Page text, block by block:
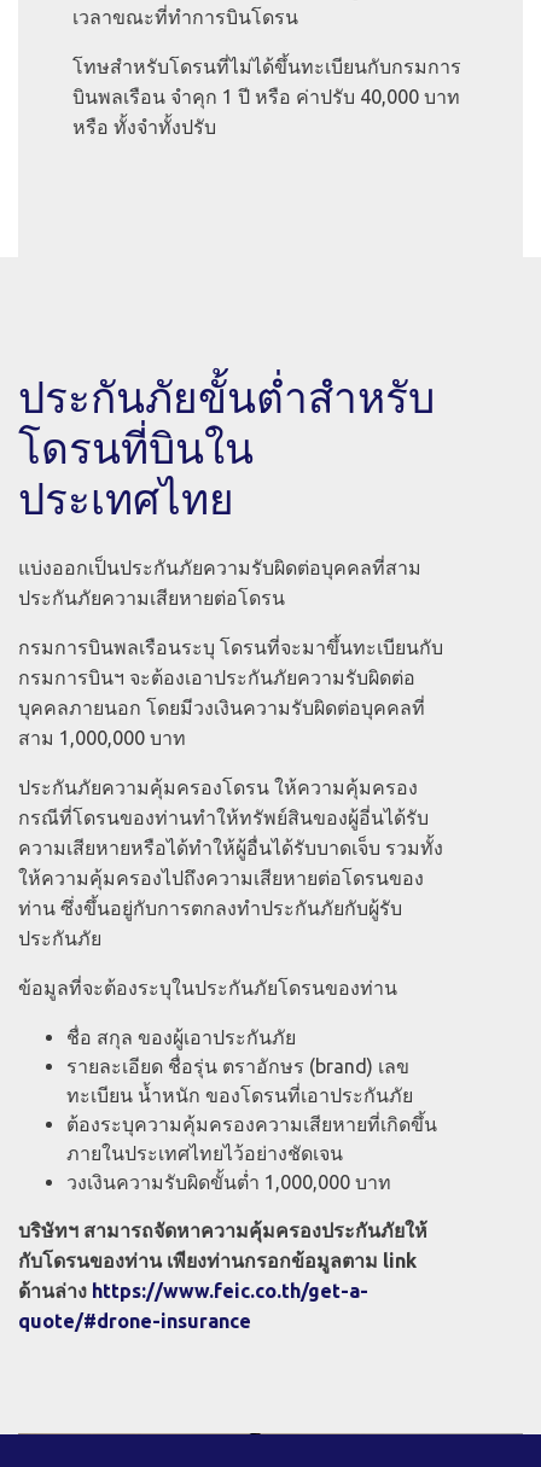
เวลาขณะที่ทำการบินโดรน
โทษสำหรับโดรนที่ไม่ได้ขึ้นทะเบียนกับกรมการ
บินพลเรือน จำคุก 1 ปี หรือ ค่าปรับ 40,000 บาท
หรือ ทั้งจำทั้งปรับ
ประกันภัยขั้นต่ำสำหรับ
โดรนที่บินใน
ประเทศไทย
แบ่งออกเป็นประกันภัยความรับผิดต่อบุคคลที่สาม
ประกันภัยความเสียหายต่อโดรน
กรมการบินพลเรือนระบุ โดรนที่จะมาขึ้นทะเบียนกับ
กรมการบินฯ จะต้องเอาประกันภัยความรับผิดต่อ
บุคคลภายนอก โดยมีวงเงินความรับผิดต่อบุคคลที่
สาม 1,000,000 บาท
ประกันภัยความคุ้มครองโดรน ให้ความคุ้มครอง
กรณีที่โดรนของท่านทำให้ทรัพย์สินของผู้อี่นได้รับ
ความเสียหายหรือได้ทำให้ผู้อื่นได้รับบาดเจ็บ รวมทั้ง
ให้ความคุ้มครองไปถึงความเสียหายต่อโดรนของ
ท่าน ซึ่งขึ้นอยู่กับการตกลงทำประกันภัยกับผู้รับ
ประกันภัย
ข้อมูลที่จะต้องระบุในประกันภัยโดรนของท่าน
ชื่อ สกุล ของผู้เอาประกันภัย
รายละเอียด ชื่อรุ่น ตราอักษร (brand) เลข
ทะเบียน น้ำหนัก ของโดรนที่เอาประกันภัย
ต้องระบุความคุ้มครองความเสียหายที่เกิดขึ้น
ภายในประเทศไทยไว้อย่างชัดเจน
วงเงินความรับผิดขั้นต่ำ 1,000,000 บาท
บริษัทฯ สามารถจัดหาความคุ้มครองประกันภัยให้
กับโดรนของท่าน เพียงท่านกรอกข้อมูลตาม link
ด้านล่าง https://www.feic.co.th/get-a-
quote/#drone-insurance